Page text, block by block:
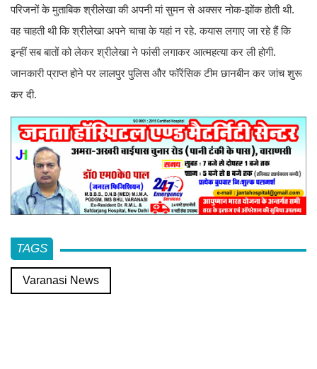
परिजनों के मुताबिक श्रीलेखा की अपनी मां सुमन से अक्सर नोक-झोंक होती थी.
वह चाहती थी कि श्रीलेखा अपने चाचा के यहां न रहे. कयास लगाए जा रहे हैं कि
इन्हीं सब बातों को लेकर श्रीलेखा ने फांसी लगाकर आत्महत्या कर ली होगी.
जानकारी प्राप्त होने पर लालपुर पुलिस और फॉरेंसिक टीम छानबीन कर जांच शुरू
कर दी.
TAGS
Varanasi News